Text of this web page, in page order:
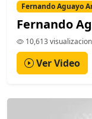
Fernando Aguayo
Fernando
10,613
Ver Video